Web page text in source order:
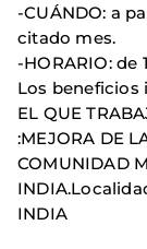
-CUÁNDO: a
citado mes.
-HORARIO: de
Los beneficios
EL QUE
:MEJORA DE
COMUNIDAD
INDIA